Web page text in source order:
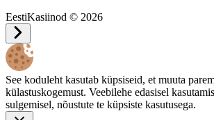
EestiKasiinod © 2026
See koduleht kasutab küpsiseid, et muuta
külastuskogemust. Veebilehe edasisel
sulgemisel, nõustute te küpsiste kasutusega.